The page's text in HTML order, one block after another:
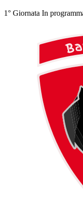
1° Giornata In